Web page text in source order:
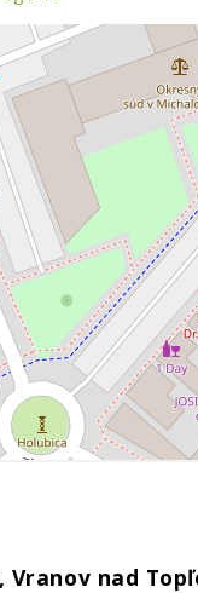
Vranov nad